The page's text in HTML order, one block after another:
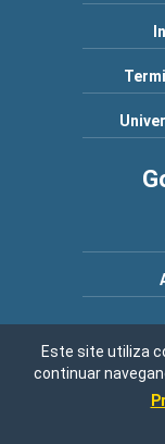
Este site utiliza
continuar